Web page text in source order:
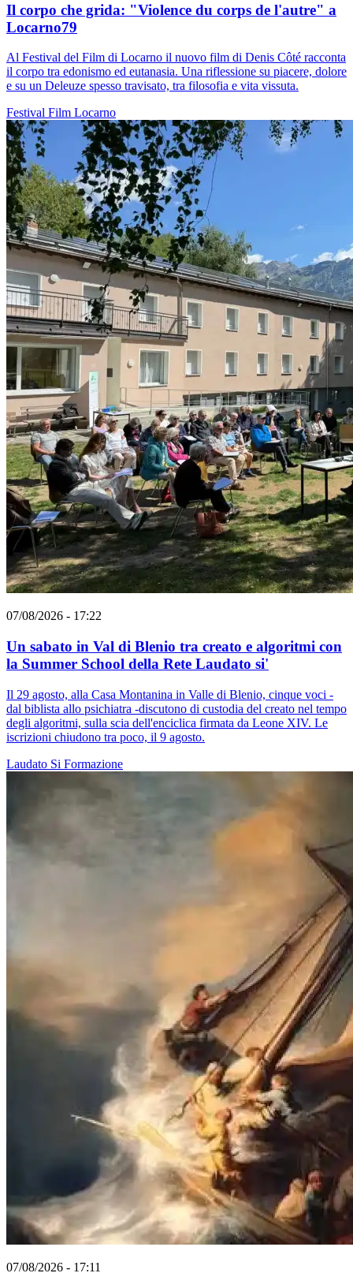
Il corpo che grida: "Violence du corps de l'autre" a
Locarno79
Al Festival del Film di Locarno il nuovo film di Denis Côté racconta
il corpo tra edonismo ed eutanasia. Una riflessione su piacere, dolore
e su un Deleuze spesso travisato, tra filosofia e vita vissuta.
Festival Film Locarno
07/08/2026 - 17:22
Un sabato in Val di Blenio tra creato e algoritmi con
la Summer School della Rete Laudato si'
Il 29 agosto, alla Casa Montanina in Valle di Blenio, cinque voci -
dal biblista allo psichiatra -discutono di custodia del creato nel tempo
degli algoritmi, sulla scia dell'enciclica firmata da Leone XIV. Le
iscrizioni chiudono tra poco, il 9 agosto.
Laudato Si Formazione
07/08/2026 - 17:11